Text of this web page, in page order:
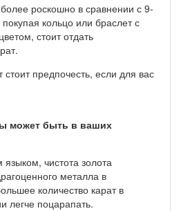
роскошно в сравнении с 9-
кольцо или браслет с
стоит отдать
предпочесть, если для вас
может быть в ваших
чистота золота
металла в
количество карат в
легче поцарапать.